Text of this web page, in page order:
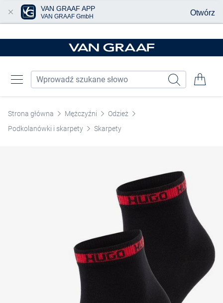
Strona główna Mężczyźni
Odzież
Podkolanówki i skarpety
Skarpety
VAN GRAAF APP
VAN GRAAF GmbH Otwórz